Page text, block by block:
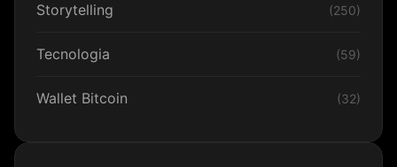
Storytelling (250)
Tecnologia (59)
Wallet Bitcoin (32)